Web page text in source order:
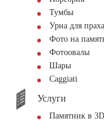
Тумбы
Урна для праха
Фото на
Фотоовалы
Шары
Сaggiati
Услуги
Памятник в 3D